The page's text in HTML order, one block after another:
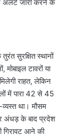
अलर्ट जारी करने के
सुरक्षित स्थानों
टावरों या
राहत, लेकिन
में पारा 42 से 45
था। मौसम
अंधड़ के बाद प्रदेश
आने की